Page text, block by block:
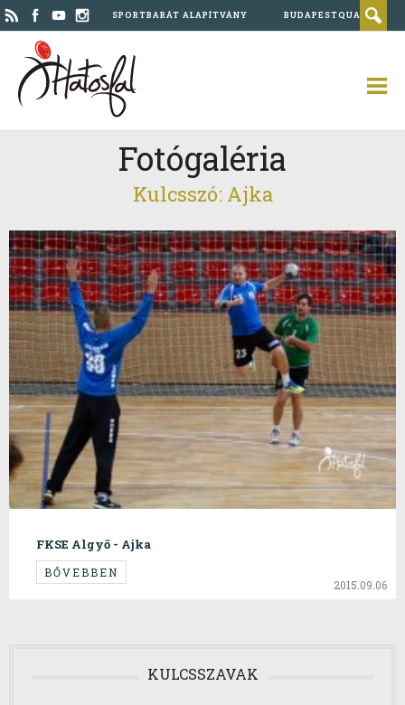
SPORTBARÁT ALAPÍTVÁNY BUDAPESTQUAD
Fotógaléria
Kulcsszó: Ajka
FKSE Algyő - Ajka
BŐVEBBEN
2015.09.06
KULCSSZAVAK